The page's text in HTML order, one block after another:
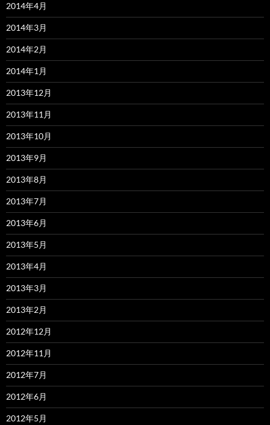
2014年4月
2014年3月
2014年2月
2014年1月
2013年12月
2013年11月
2013年10月
2013年9月
2013年8月
2013年7月
2013年6月
2013年5月
2013年4月
2013年3月
2013年2月
2012年12月
2012年11月
2012年7月
2012年6月
2012年5月